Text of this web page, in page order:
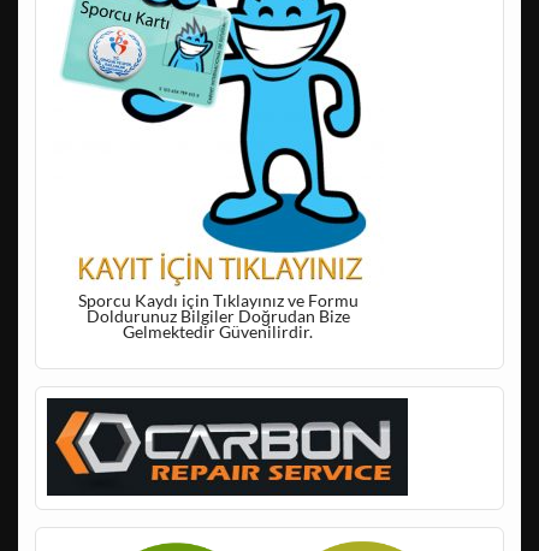
Sporcu Kaydı için Tıklayınız ve Formu
Doldurunuz Bilgiler Doğrudan Bize
Gelmektedir Güvenilirdir.